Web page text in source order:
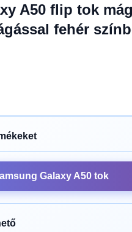
A50 flip tok
fehér
Galaxy A50 tok